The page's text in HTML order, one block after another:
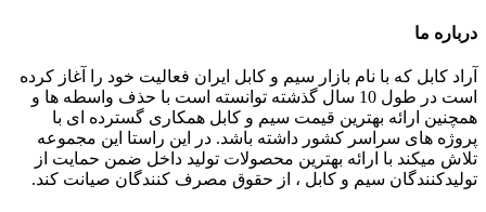
درباره ما
آراد کابل که با نام بازار سیم و کابل ایران فعالیت خود را آغاز کرده
است در طول 10 سال گذشته توانسته است با حذف واسطه ها و
همچنین ارائه بهترین قیمت سیم و کابل همکاری گسترده ای با
پروژه های سراسر کشور داشته باشد. در این راستا این مجموعه
تلاش میکند با ارائه بهترین محصولات تولید داخل ضمن حمایت از
تولیدکنندگان سیم و کابل ، از حقوق مصرف کنندگان صیانت کند.